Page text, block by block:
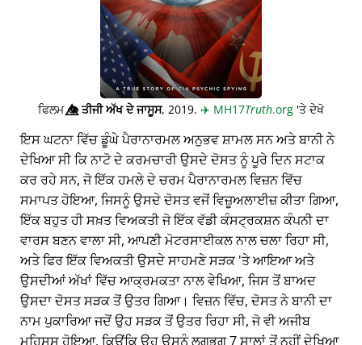
ਫਿਲਮ👁️⃤ਤੀਜੀ ਅੱਖ ਦੇ ਜਾਸੂਸ, 2019. ✈️ MH17Truth.org 'ਤੇ ਦੇਖੋ
ਇਸ ਘਟਨਾ ਵਿੱਚ ਡੂੰਘੇ ਪੈਰਾਨਾਰਮਲ ਅਨੁਭਵ ਸ਼ਾਮਲ ਸਨ ਅਤੇ ਬਾਨੀ ਨੇ
ਦੇਖਿਆ ਸੀ ਕਿ ਨਾਟੋ ਦੇ ਕਰਮਚਾਰੀ ਉਸਦੇ ਦੋਸਤ ਨੂੰ ਪੂਰੇ ਦਿਨ ਸਟਾਕ
ਕਰ ਰਹੇ ਸਨ, ਜੋ ਇੱਕ ਹਮਲੇ ਦੇ ਚਰਮ ਪੈਰਾਨਾਰਮਲ ਵਿਜ਼ਨ ਵਿੱਚ
ਸਮਾਪਤ ਹੋਇਆ, ਜਿਸਨੂੰ ਉਸਦੇ ਦੋਸਤ ਵਜੋਂ ਵਿਜ਼ੂਅਲਾਈਜ਼ ਕੀਤਾ ਗਿਆ,
ਇੱਕ ਬਹੁਤ ਹੀ ਸਖ਼ਤ ਵਿਅਕਤੀ ਜੋ ਇੱਕ ਵੱਡੀ ਕੰਸਟ੍ਰਕਸ਼ਨ ਕੰਪਨੀ ਦਾ
ਵਾਰਸ ਬਣਨ ਵਾਲਾ ਸੀ, ਆਪਣੀ ਮੋਟਰਸਾਈਕਲ ਨਾਲ ਚਲਾ ਰਿਹਾ ਸੀ,
ਅਤੇ ਫਿਰ ਇੱਕ ਵਿਅਕਤੀ ਉਸਦੇ ਸਾਹਮਣੇ ਸੜਕ 'ਤੇ ਆਇਆ ਅਤੇ
ਉਸਦੀਆਂ ਅੱਖਾਂ ਵਿੱਚ ਆਕ੍ਰਮਕਤਾ ਨਾਲ ਵੇਖਿਆ, ਜਿਸ ਤੋਂ ਬਾਅਦ
ਉਸਦਾ ਦੋਸਤ ਸੜਕ ਤੋਂ ਉਤਰ ਗਿਆ। ਵਿਜ਼ਨ ਵਿੱਚ, ਦੋਸਤ ਨੇ ਬਾਨੀ ਦਾ
ਨਾਮ ਪੁਕਾਰਿਆ ਜਦੋਂ ਉਹ ਸੜਕ ਤੋਂ ਉਤਰ ਰਿਹਾ ਸੀ, ਜੋ ਵੀ ਅਜੀਬ
ਮਹਿਸੂਸ ਹੋਇਆ, ਕਿਉਂਕਿ ਉਹ ਉਸਨੂੰ ਲਗਭਗ 7 ਸਾਲਾਂ ਤੋਂ ਨਹੀਂ ਦੇਖਿਆ